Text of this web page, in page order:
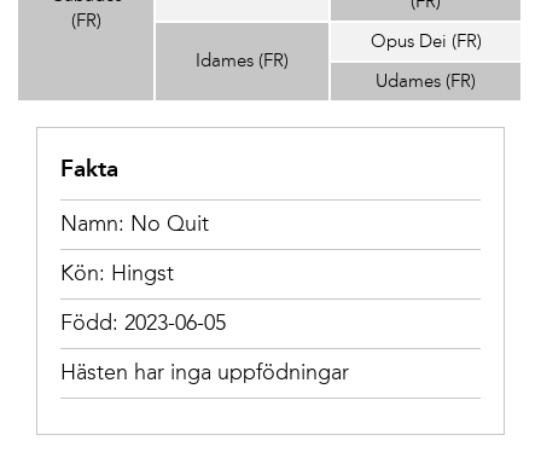
(FR)
Idames (FR)
Opus Dei (FR)
Udames (FR)
Fakta
Namn: No Quit
Kön: Hingst
Född: 2023-06-05
Hästen har inga uppfödningar